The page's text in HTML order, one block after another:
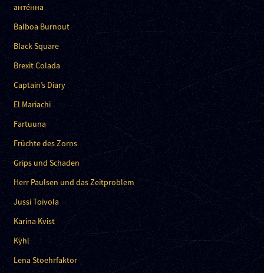
анте́нна
Balboa Burnout
Black Square
Brexit Colada
Captain’s Diary
El Mariachi
Fartuuna
Früchte des Zorns
Grips und Schaden
Herr Paulsen und das Zeitproblem
Jussi Toivola
Karina Kvist
Kÿhl
Lena Stoehrfaktor